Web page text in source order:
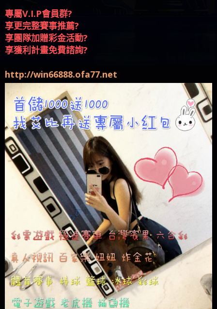
專屬V.I.P會員群?
享更完整賽事推薦?
享團隊加贈彩金活動?
http://win66888.ofa77.net